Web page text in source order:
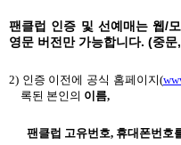
팬클럽 인증 및 선예매는 웹/
영문 버전만 가능합니다. (중문,
2) 인증 이전에 공식 홈페이지(
록된 본인의 이름,
팬클럽 고유번호, 휴대폰번호